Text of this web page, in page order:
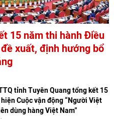
15 năm thi hành Điều
xuất, định hướng bổ
tỉnh Tuyên Quang tổng kết 15
Cuộc vận động “Người Việt
dùng hàng Việt Nam”